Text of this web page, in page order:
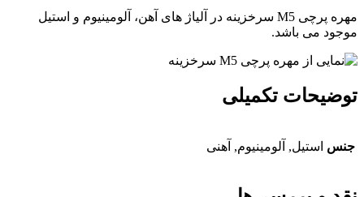
مهره پرچی M5 سرخزینه در آلیاژ های آهن، آلومینیوم و استیل
موجود می باشد.
توضیحات تکمیلی
جنس استیل, آلومینیوم, آهنی